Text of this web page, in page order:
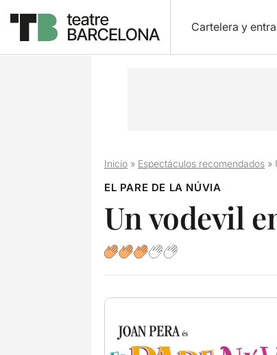
Cartelera y
Inicio» Espectáculos recomendados»
EL PARE DE LA NÚVIA
Un vodevil